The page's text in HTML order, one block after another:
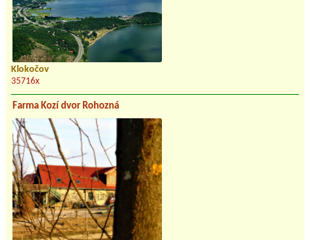
Klokočov
35716x
Farma Kozí dvor Rohozná